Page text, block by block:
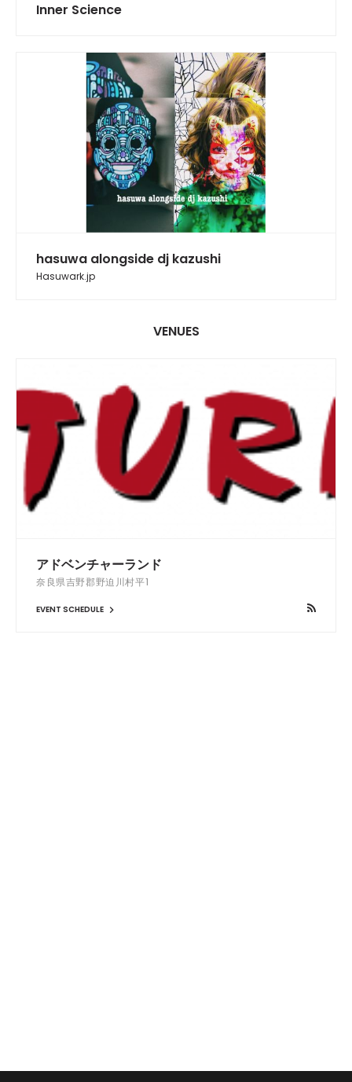
Inner Science
hasuwa alongside dj kazushi
Hasuwark.jp
VENUES
アドベンチャーランド
奈良県吉野郡野迫川村平1
EVENT SCHEDULE